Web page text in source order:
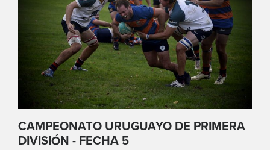
CAMPEONATO URUGUAYO DE PRIMERA
DIVISIÓN - FECHA 5